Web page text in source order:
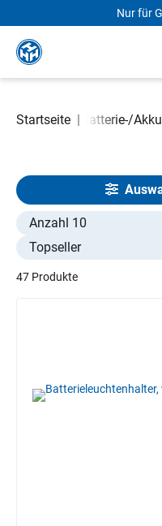
Zum Hauptinhalt springen
Nur für
Startseite |
/ Batterie-/
47 Produkte
Select limit